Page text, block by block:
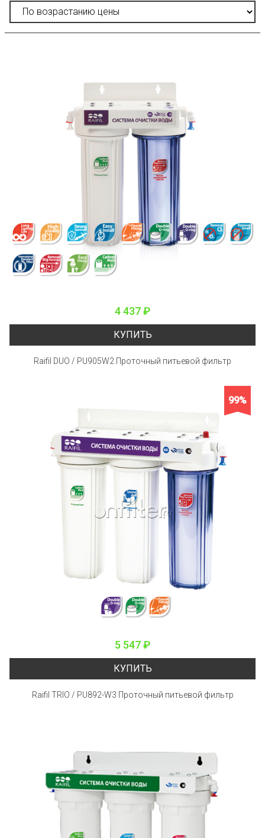
4 437 ₽
КУПИТЬ
Raifil DUO / PU905W2 Проточный питьевой фильтр
99%
5 547 ₽
КУПИТЬ
Raifil TRIO / PU892-W3 Проточный питьевой фильтр